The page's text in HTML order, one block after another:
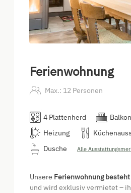
Ferienwohnung
Max.: 12 Personen
4 Plattenherd
Heizung
Dusche
Alle
Unsere Ferienwohnung
und wird exklusiv vermietet –